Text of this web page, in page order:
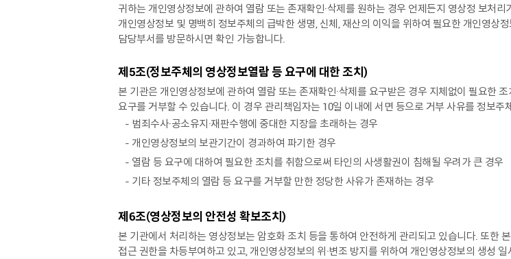
귀하는 개인영상정보에 관하여 열람 또는 존재확인·삭제를 원하는 경우 언제든지 영상정 보처
개인영상정보 및 명백히 정보주체의 급박한 생명, 신체, 재산의 이익을 위하여 필요한 개인영상
담당부서를 방문하시면 확인 가능합니다.
제5조(정보주체의 영상정보열람 등 요구에 대한 조치)
본 기관은 개인영상정보에 관하여 열람 또는 존재확인·삭제를 요구받은 경우 지체없이 필요한
요구를 거부할 수 있습니다. 이 경우 관리책임자는 10일 이내에 서면 등으로 거부 사유를 정보주
- 범죄수사·공소유지·재판수행에 중대한 지장을 초래하는 경우
- 개인영상정보의 보관기간이 경과하여 파기한 경우
- 열람 등 요구에 대하여 필요한 조치를 취함으로써 타인의 사생활권이 침해될 우려가 큰 경우
- 기타 정보주체의 열람 등 요구를 거부할 만한 정당한 사유가 존재하는 경우
제6조(영상정보의 안전성 확보조치)
본 기관에서 처리하는 영상정보는 암호화 조치 등을 통하여 안전하게 관리되고 있습니다. 또한
접근 권한을 차등부여하고 있고, 개인영상정보의 위·변조 방지를 위하여 개인영상정보의 생성